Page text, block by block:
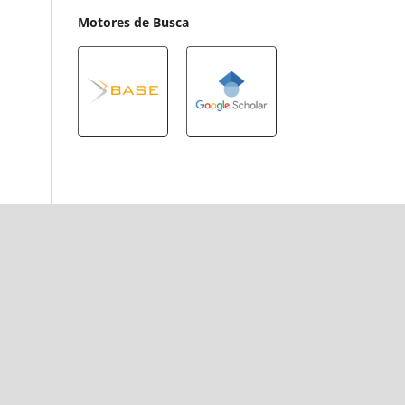
Motores de Busca